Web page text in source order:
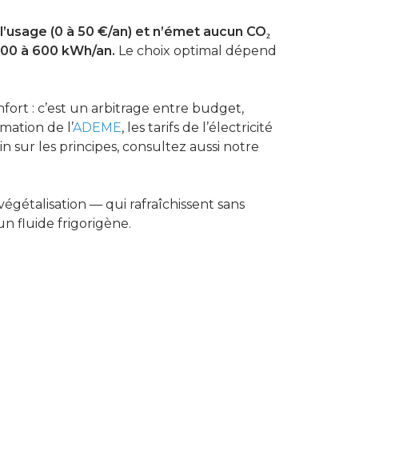
(0 à 50 €/an) et n’émet aucun CO₂
à 600 kWh/an. Le choix optimal dépend
: c’est un arbitrage entre budget,
de l’ADEME, les tarifs de l’électricité
sur les principes, consultez aussi notre
— qui rafraîchissent sans
fluide frigorigène.